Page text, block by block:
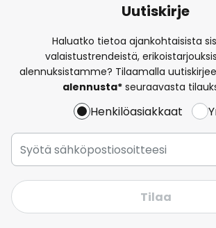
Uutiskirje
Haluatko tietoa ajankohtaisista
valaistustrendeistä,
alennuksistamme? Tilaamalla
alennusta*seuraavasta
Henkilöasiakkaat
Tilaa